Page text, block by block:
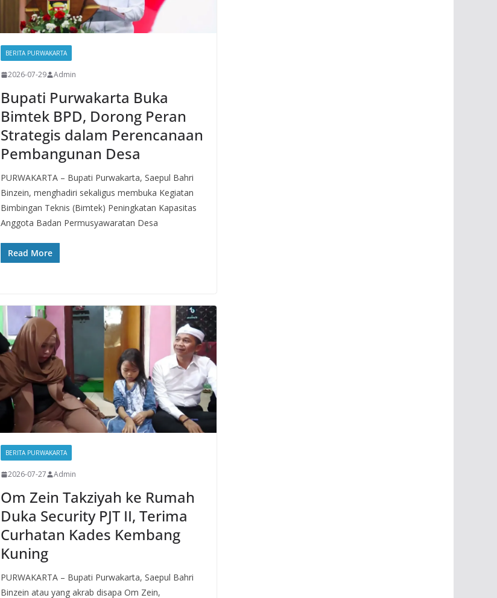
BERITA PURWAKARTA
2026-07-29 Admin
Bupati Purwakarta Buka
Bimtek BPD, Dorong Peran
Strategis dalam Perencanaan
Pembangunan Desa
PURWAKARTA – Bupati Purwakarta, Saepul Bahri
Binzein, menghadiri sekaligus membuka Kegiatan
Bimbingan Teknis (Bimtek) Peningkatan Kapasitas
Anggota Badan Permusyawaratan Desa
Read More
BERITA PURWAKARTA
2026-07-27 Admin
Om Zein Takziyah ke Rumah
Duka Security PJT II, Terima
Curhatan Kades Kembang
Kuning
PURWAKARTA – Bupati Purwakarta, Saepul Bahri
Binzein atau yang akrab disapa Om Zein,